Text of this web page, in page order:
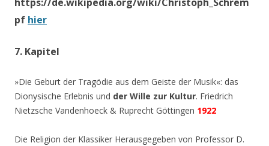
pf hier
7. Kapitel
»Die Geburt der Tragödie aus dem Geiste der Musik«: das
Dionysische Erlebnis und der Wille zur Kultur. Friedrich
Nietzsche Vandenhoeck & Ruprecht Göttingen 1922
Die Religion der Klassiker Herausgegeben von Professor D.